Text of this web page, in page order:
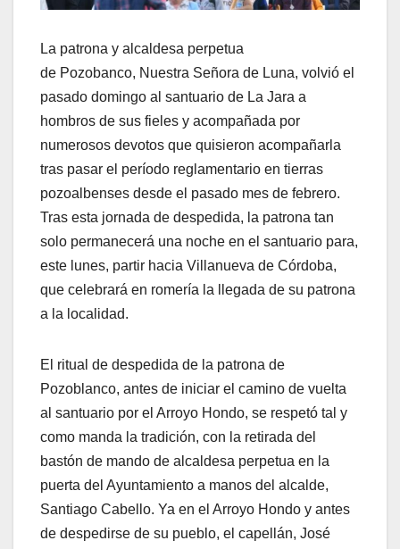
La patrona y alcaldesa perpetua
de Pozobanco, Nuestra Señora de Luna, volvió el
pasado domingo al santuario de La Jara a
hombros de sus fieles y acompañada por
numerosos devotos que quisieron acompañarla
tras pasar el período reglamentario en tierras
pozoalbenses desde el pasado mes de febrero.
Tras esta jornada de despedida, la patrona tan
solo permanecerá una noche en el santuario para,
este lunes, partir hacia Villanueva de Córdoba,
que celebrará en romería la llegada de su patrona
a la localidad.
El ritual de despedida de la patrona de
Pozoblanco, antes de iniciar el camino de vuelta
al santuario por el Arroyo Hondo, se respetó tal y
como manda la tradición, con la retirada del
bastón de mando de alcaldesa perpetua en la
puerta del Ayuntamiento a manos del alcalde,
Santiago Cabello. Ya en el Arroyo Hondo y antes
de despedirse de su pueblo, el capellán, José